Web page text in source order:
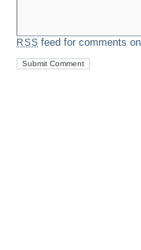
RSS feed for comments